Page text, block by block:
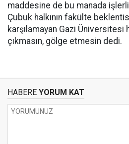
maddesine de bu manada
Çubuk halkının fakülte
karşılamayan Gazi
çıkmasın, gölge etmesin dedi.
HABERE YORUM KAT